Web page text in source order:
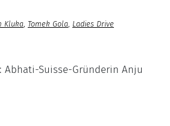
Kluka Tomek Gola Ladies Drive